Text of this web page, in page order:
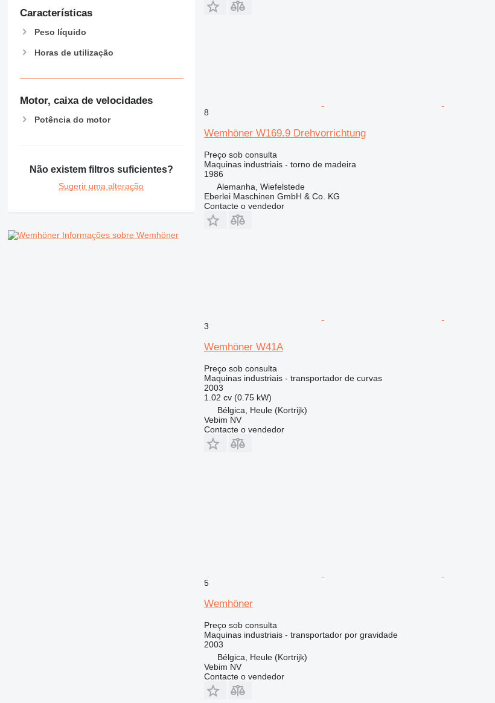
Características
Peso líquido
Horas de utilização
Motor, caixa de velocidades
Potência do motor
Não existem filtros suficientes?
Sugerir uma alteração
Informações sobre Wemhöner
8
Wemhöner W169.9 Drehvorrichtung
Preço sob consulta
Maquinas industriais - torno de madeira
1986
Alemanha, Wiefelstede
Eberlei Maschinen GmbH & Co. KG
Contacte o vendedor
3
Wemhöner W41A
Preço sob consulta
Maquinas industriais - transportador de curvas
2003
1.02 cv (0.75 kW)
Bélgica, Heule (Kortrijk)
Vebim NV
Contacte o vendedor
5
Wemhöner
Preço sob consulta
Maquinas industriais - transportador por gravidade
2003
Bélgica, Heule (Kortrijk)
Vebim NV
Contacte o vendedor